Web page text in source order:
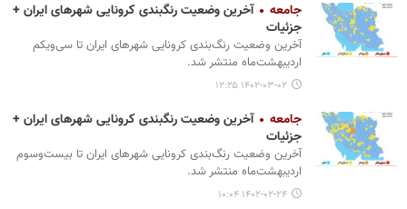
جامعه
آخرین وضعیت رنگبندی کرونایی شهرهای ایران +
جزئیات
آخرین وضعیت رنگ‌بندی کرونایی شهرهای ایران تا سی‌ویکم
اردیبهشت‌ماه منتشر شد.
۱۴۰۲-۰۳-۰۲ ۱۲:۲۵
جامعه
آخرین وضعیت رنگبندی کرونایی شهرهای ایران +
جزئیات
آخرین وضعیت رنگ‌بندی کرونایی شهرهای ایران تا بیست‌وسوم
اردیبهشت‌ماه منتشر شد.
۱۴۰۲-۰۲-۲۴ ۱۰:۰۴